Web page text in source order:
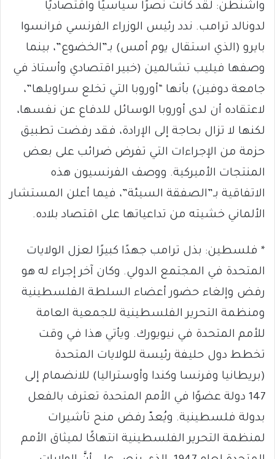
واشنطن: لقد كانت نصرًا سياسيًا واقتصاديًا
لدونالد ترامب. ندد رئيس الوزراء الفرنسي فرانسوا
بايرو (الذي استقال يوم أمس) بـ”الخضوع”، بينما
وصفها فيليب تشالمين (خبير اقتصادي وأستاذ في
جامعة دوفين) بأنها “أوروبا التي تخلع سراويلها”،
لاعتقاده أن لدى أوروبا الوسائل للدفاع عن نفسها،
لكنها لا تزال بحاجة إلى الإرادة، فقد رفضت تطبيق
حزمة من الإجراءات التي تفرض ضرائب على بعض
المنتجات الأميركية. ووصف الفرنسيون هذه
الاتفاقية بـ”الصفقة السيئة”، فيما أعلن المستشار
الألماني خشيته من تداعياتها على اقتصاد بلاده.
* فلسطين: بذل ترامب جهدًا كبيرًا لعزل الولايات
المتحدة في المجتمع الدولي. وكان آخر إجراء له هو
رفض وإلغاء حضور أعضاء السلطة الفلسطينية
ومنظمة التحرير الفلسطينية للجمعية العامة
للأمم المتحدة في نيويورك. ويأتي هذا في وقت
تخطط دول حليفة رئيسة للولايات المتحدة
(بريطانيا وفرنسا وكندا وأوستراليا) للانضمام إلى
147 دولة عضوًا في الأمم المتحدة تعترف بالفعل
بدولة فلسطينية. ويُعدّ رفض منح تأشيرات
لمنظمة التحرير الفلسطينية انتهاكًا لميثاق الأمم